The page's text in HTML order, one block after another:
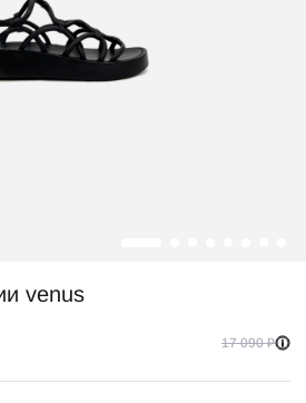
venus
17 090 ₽